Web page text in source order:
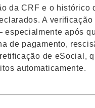
da CRF e o histórico
A verificação
especialmente após
de pagamento,
de eSocial,
automaticamente.